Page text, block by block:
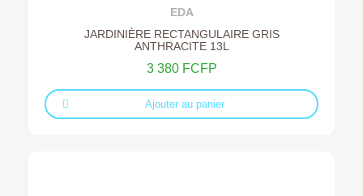
Ajouter au devis
EDA
JARDINIÈRE RECTANGULAIRE GRIS
ANTHRACITE 13L
3 380 FCFP
Ajouter au panier